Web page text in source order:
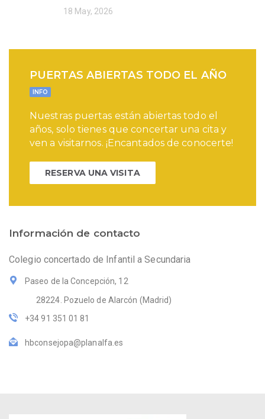
18 May, 2026
PUERTAS ABIERTAS TODO EL AÑO
INFO
Nuestras puertas están abiertas todo el
años, solo tienes que concertar una cita y
ven a visitarnos. ¡Encantados de conocerte!
RESERVA UNA VISITA
Información de contacto
Colegio concertado de Infantil a Secundaria
Paseo de la Concepción, 12
28224. Pozuelo de Alarcón (Madrid)
+34 91 351 01 81
hbconsejopa@planalfa.es